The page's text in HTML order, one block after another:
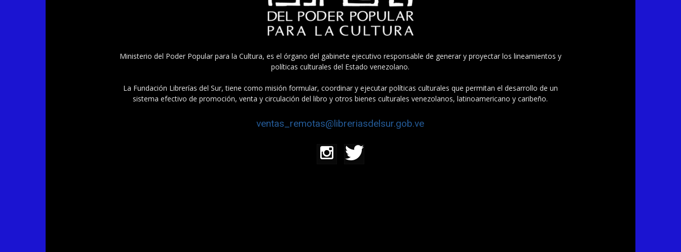
Ministerio del Poder Popular para la Cultura, es el órgano del gabinete ejecutivo responsable de generar y proyectar los lineamientos y
políticas culturales del Estado venezolano.
La Fundación Librerías del Sur, tiene como misión formular, coordinar y ejecutar políticas culturales que permitan el desarrollo de un
sistema efectivo de promoción, venta y circulación del libro y otros bienes culturales venezolanos, latinoamericano y caribeño.
ventas_remotas@libreriasdelsur.gob.ve